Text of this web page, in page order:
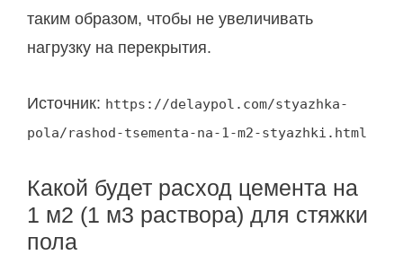
таким образом, чтобы не увеличивать
нагрузку на перекрытия.
Источник: https://delaypol.com/styazhka-
pola/rashod-tsementa-na-1-m2-styazhki.html
Какой будет расход цемента на
1 м2 (1 м3 раствора) для стяжки
пола